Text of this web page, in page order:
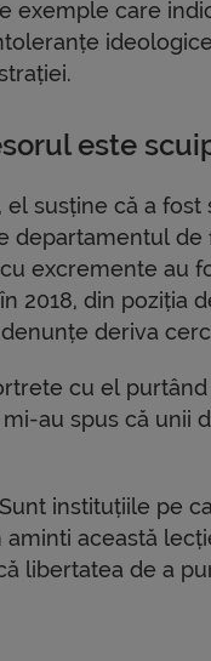
exemple care
este
el susține că a
de
excremente au
2018, din poziția
deriva
cu el
au spus că unii
instituțiile pe
această
libertatea de a